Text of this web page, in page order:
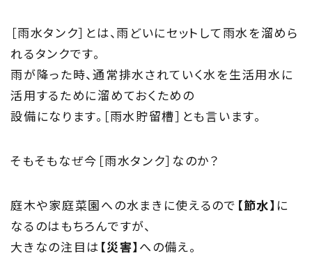
じゅうmado
住宅相談窓口 じゅうmado
［雨水タンク］とは、雨どいにセットして雨水を溜めら
れるタンクです。
雨が降った時、通常排水されていく水を生活用水に
活用するために溜めておくための
設備になります。［雨水貯留槽］とも言います。
そもそもなぜ今［雨水タンク］なのか？
庭木や家庭菜園への水まきに使えるので 【節水】 に
なるのはもちろんですが、
大きなの注目は 【災害】 への備え。